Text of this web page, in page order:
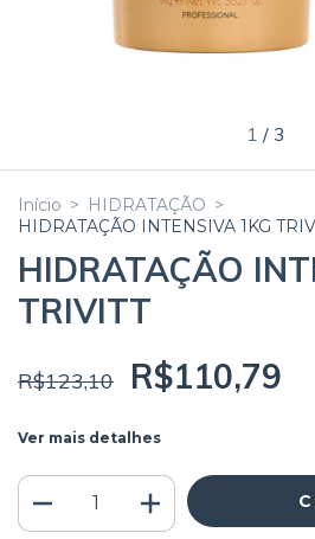
1 / 3
Início > HIDRATAÇÃO >
HIDRATAÇÃO INTENSIVA 1KG
HIDRATAÇÃO
TRIVITT
R$123,10 R$110,79
Ver mais detalhes